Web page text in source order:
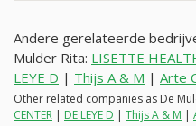
Andere gerelateerde
Mulder Rita: LISETTE
LEYE D | Thijs A & M | Arte
Other related companies as De
CENTER | DE LEYE D | Thijs A & M |